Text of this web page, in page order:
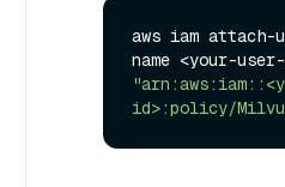
aws iam
id>:policy/